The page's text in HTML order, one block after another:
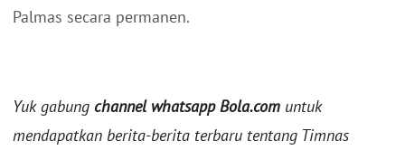
Palmas secara permanen.
Yuk gabung channel whatsapp Bola.com untuk
mendapatkan berita-berita terbaru tentang Timnas